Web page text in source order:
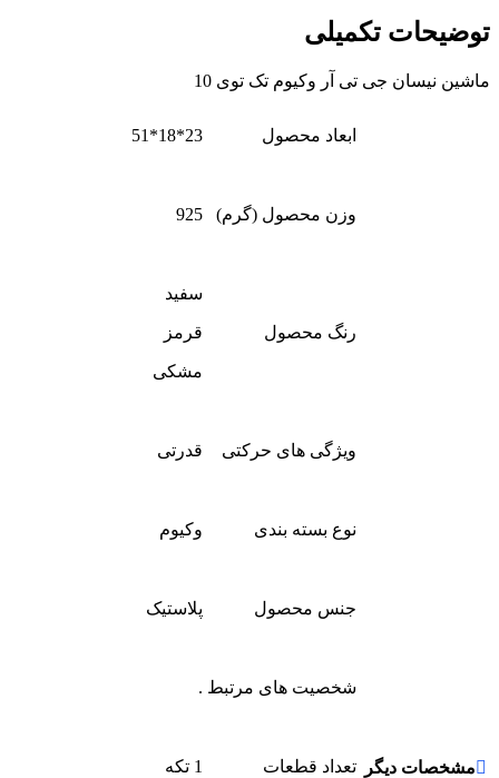
توضیحات تکمیلی
ماشین نیسان جی تی آر وکیوم تک توی 10
مشخصات دیگر
ابعاد محصول 23*18*51
وزن محصول (گرم) 925
رنگ محصول
سفید
قرمز
مشکی
ویژگی های حرکتی قدرتی
نوع بسته بندی وکیوم
جنس محصول پلاستیک
شخصیت های مرتبط .
تعداد قطعات 1 تکه